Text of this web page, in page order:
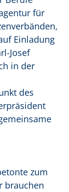
für
Einladung
Josef
in der
des
zum
brauchen